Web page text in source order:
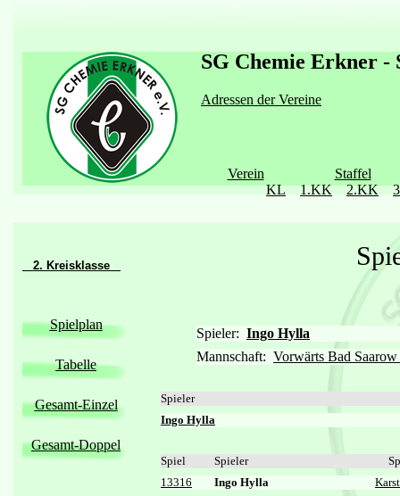
SG Chemie Erkner -
Adressen der Vereine
Verein
Staffel
KL
1.KK 2.KK
2. Kreisklasse
Spielplan
Tabelle
Gesamt-Einzel
Gesamt-Doppel
Spieler: Ingo Hylla
Mannschaft: Vorwärts Bad
Spieler
Ingo Hylla
Spiel Spieler
13316
Ingo Hylla